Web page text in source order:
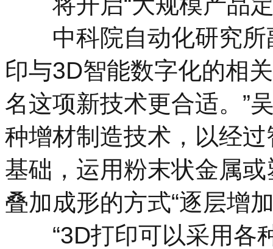
中科院自动化研究所
印与3D智能数字化的相
名这项新技术更合适。”
种增材制造技术，以经
基础，运用粉末状金属
叠加成形的方式“逐层增
“3D打印可以采用各